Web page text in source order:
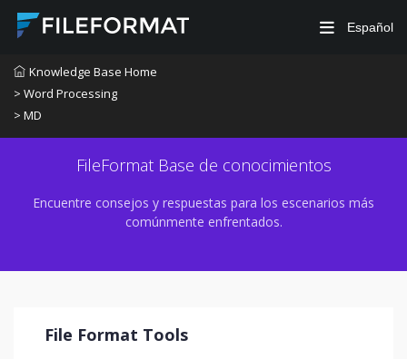
Español
Knowledge Base Home
> Word Processing
> MD
FileFormat Base de conocimientos
Encuentre consejos y respuestas para los escenarios más
comúnmente enfrentados.
File Format Tools